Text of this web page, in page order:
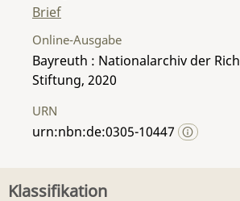
Brief
Online-Ausgabe
Bayreuth : Nationalarchiv der
Stiftung, 2020
URN
urn:nbn:de:0305-10447
Klassifikation